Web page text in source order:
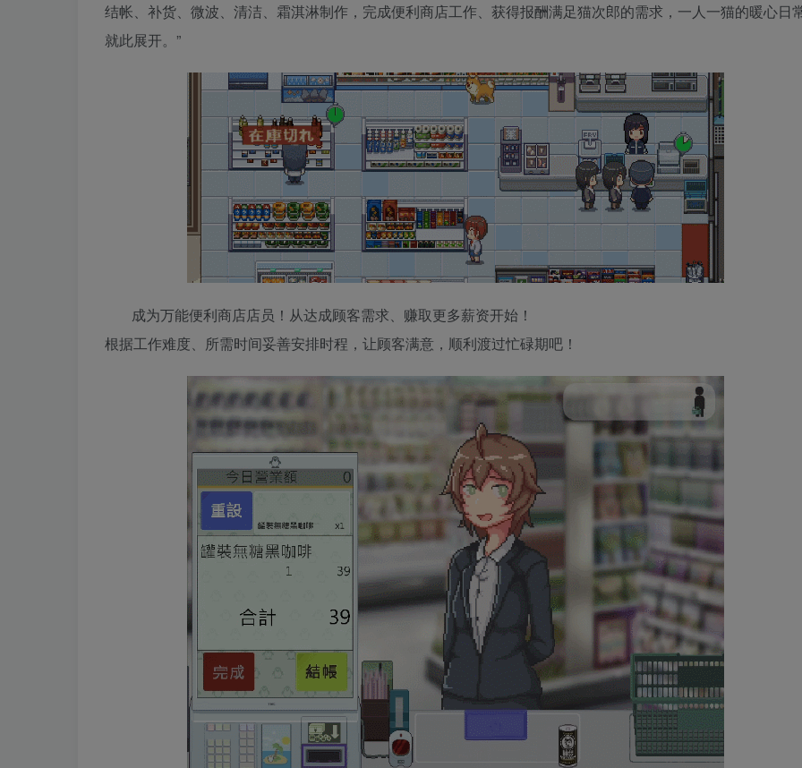
结帐、补货、微波、清洁、霜淇淋制作，完成便利商店工作、获得报酬满足猫次郎的需求，一人一猫的暖心日
就此展开。”
成为万能便利商店店员！从达成顾客需求、赚取更多薪资开始！
根据工作难度、所需时间妥善安排时程，让顾客满意，顺利渡过忙碌期吧！